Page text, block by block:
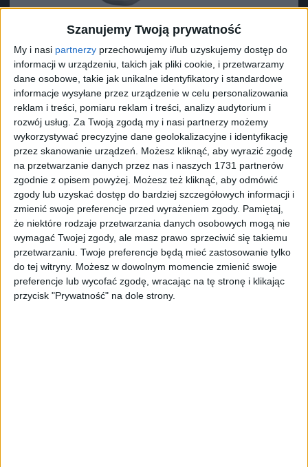
Szanujemy Twoją prywatność
My i nasi partnerzy przechowujemy i/lub uzyskujemy dostęp do
informacji w urządzeniu, takich jak pliki cookie, i przetwarzamy
dane osobowe, takie jak unikalne identyfikatory i standardowe
informacje wysyłane przez urządzenie w celu personalizowania
reklam i treści, pomiaru reklam i treści, analizy audytorium i
rozwój usług. Za Twoją zgodą my i nasi partnerzy możemy
wykorzystywać precyzyjne dane geolokalizacyjne i identyfikację
przez skanowanie urządzeń. Możesz kliknąć, aby wyrazić zgodę
na przetwarzanie danych przez nas i naszych 1731 partnerów
zgodnie z opisem powyżej. Możesz też kliknąć, aby odmówić
zgody lub uzyskać dostęp do bardziej szczegółowych informacji i
zmienić swoje preferencje przed wyrażeniem zgody. Pamiętaj,
że niektóre rodzaje przetwarzania danych osobowych mogą nie
wymagać Twojej zgody, ale masz prawo sprzeciwić się takiemu
przetwarzaniu. Twoje preferencje będą mieć zastosowanie tylko
do tej witryny. Możesz w dowolnym momencie zmienić swoje
preferencje lub wycofać zgodę, wracając na tę stronę i klikając
przycisk "Prywatność" na dole strony.
Surron Podnóżek lewy L1E X
68,81zł68,81zł
ZOBACZ WIĘCEJ